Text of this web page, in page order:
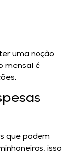
uma noção
mensal é
que podem
isso